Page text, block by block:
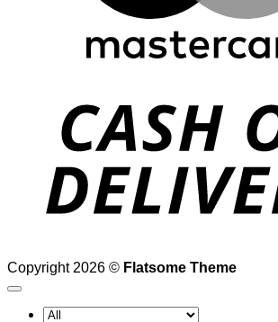
Copyright 2026 © Flatsome Theme